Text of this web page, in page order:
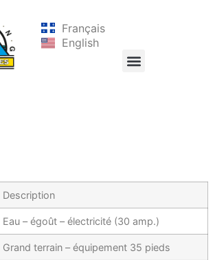
Français
English
Description
Eau – égoût – électricité (30 amp.)
Grand terrain – équipement 35 pieds